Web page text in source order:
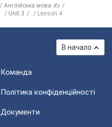
Англійська мова ✍
Unit 3 Lesson 4
В начало
Команда
Політика конфіденційності
Документи